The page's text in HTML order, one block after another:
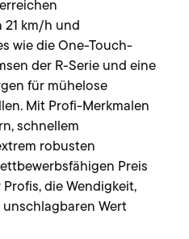
km/h und
wie die One-Touch-
der R-Serie und eine
für mühelose
Mit Profi-Merkmalen
schnellem
robusten
Preis
die Wendigkeit,
Wert